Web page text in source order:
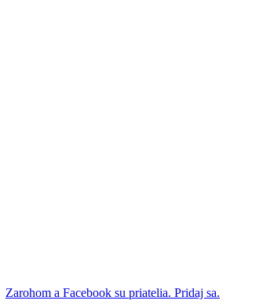
Zarohom a Facebook su priatelia. Pridaj sa.